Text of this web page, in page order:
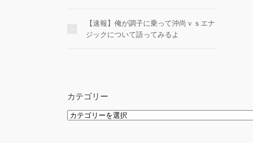
【速報】俺が調子に乗って沖尚ｖｓエナ
ジックについて語ってみるよ
カテゴリー
カ